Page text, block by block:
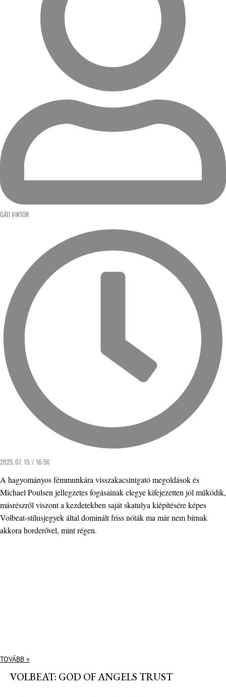
GÁTI VIKTOR
2025. 07. 15. / 16:56
A hagyományos fémmunkára visszakacsintgató megoldások és
Michael Poulsen jellegzetes fogásainak elegye kifejezetten jól működik,
másrészről viszont a kezdetekben saját skatulya kiépítésére képes
Volbeat-stílusjegyek által dominált friss nóták ma már nem bírnak
akkora horderővel, mint régen.
TOVÁBB »
VOLBEAT: GOD OF ANGELS TRUST